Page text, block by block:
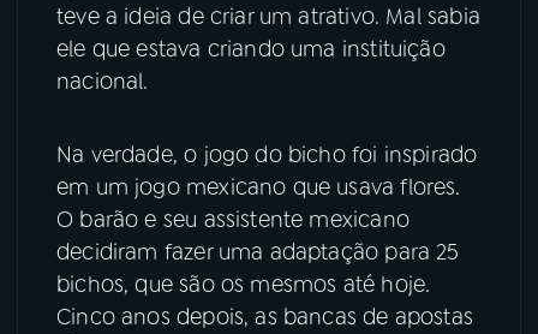
teve a ideia de criar um atrativo. Mal sabia
ele que estava criando uma instituição
nacional.
Na verdade, o jogo do bicho foi inspirado
em um jogo mexicano que usava flores.
O barão e seu assistente mexicano
decidiram fazer uma adaptação para 25
bichos, que são os mesmos até hoje.
Cinco anos depois, as bancas de apostas